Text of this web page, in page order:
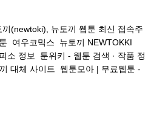
끼(newtoki), 뉴토끼 웹툰 최신 접속주
여우코믹스
뉴토끼 NEWTOKKI
소 정보
툰위키 - 웹툰 검색 · 작품 정
대체 사이트
웹툰모아 | 무료웹툰 -